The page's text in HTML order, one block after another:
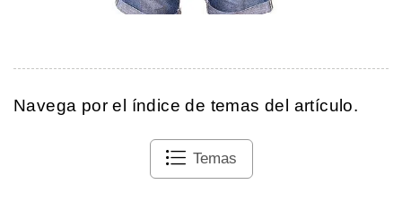
Navega por el índice de temas del artículo.
Temas